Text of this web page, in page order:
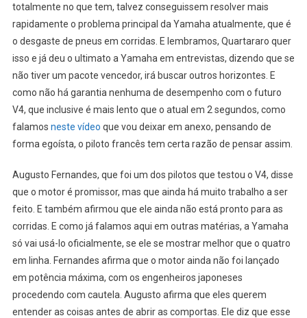
totalmente no que tem, talvez conseguissem resolver mais
rapidamente o problema principal da Yamaha atualmente, que é
o desgaste de pneus em corridas. E lembramos, Quartararo quer
isso e já deu o ultimato a Yamaha em entrevistas, dizendo que se
não tiver um pacote vencedor, irá buscar outros horizontes. E
como não há garantia nenhuma de desempenho com o futuro
V4, que inclusive é mais lento que o atual em 2 segundos, como
falamos neste vídeo que vou deixar em anexo, pensando de
forma egoísta, o piloto francês tem certa razão de pensar assim.
Augusto Fernandes, que foi um dos pilotos que testou o V4, disse
que o motor é promissor, mas que ainda há muito trabalho a ser
feito. E também afirmou que ele ainda não está pronto para as
corridas. E como já falamos aqui em outras matérias, a Yamaha
só vai usá-lo oficialmente, se ele se mostrar melhor que o quatro
em linha. Fernandes afirma que o motor ainda não foi lançado
em potência máxima, com os engenheiros japoneses
procedendo com cautela. Augusto afirma que eles querem
entender as coisas antes de abrir as comportas. Ele diz que esse